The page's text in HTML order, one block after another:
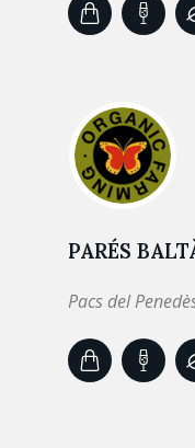
PARÉS
Pacs del